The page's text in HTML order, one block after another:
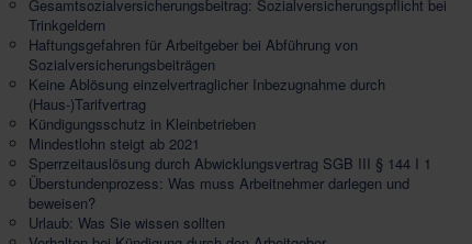
Gesamtsozialversicherungsbeitrag: Sozialversicherungspflicht bei
Trinkgeldern
Haftungsgefahren für Arbeitgeber bei Abführung von
Sozialversicherungsbeiträgen
Keine Ablösung einzelvertraglicher Inbezugnahme durch
(Haus-)Tarifvertrag
Kündigungsschutz in Kleinbetrieben
Mindestlohn steigt ab 2021
Sperrzeitauslösung durch Abwicklungsvertrag SGB III § 144 I 1
Überstundenprozess: Was muss Arbeitnehmer darlegen und
beweisen?
Urlaub: Was Sie wissen sollten